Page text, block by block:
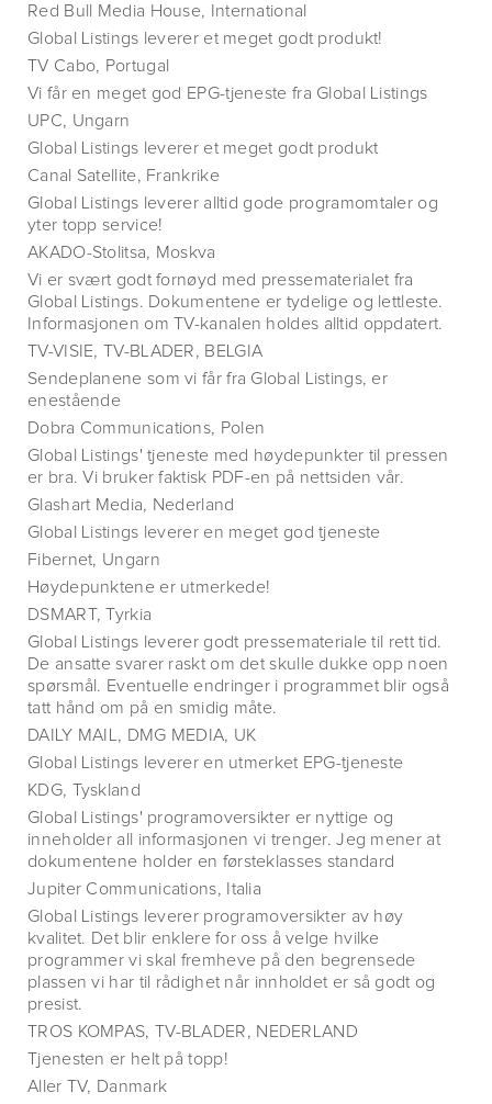
Red Bull Media House, International
Global Listings leverer et meget godt produkt!
TV Cabo, Portugal
Vi får en meget god EPG-tjeneste fra Global Listings
UPC, Ungarn
Global Listings leverer et meget godt produkt
Canal Satellite, Frankrike
Global Listings leverer alltid gode programomtaler og
yter topp service!
AKADO-Stolitsa, Moskva
Vi er svært godt fornøyd med pressematerialet fra
Global Listings. Dokumentene er tydelige og lettleste.
Informasjonen om TV-kanalen holdes alltid oppdatert.
TV-VISIE, TV-BLADER, BELGIA
Sendeplanene som vi får fra Global Listings, er
enestående
Dobra Communications, Polen
Global Listings' tjeneste med høydepunkter til pressen
er bra. Vi bruker faktisk PDF-en på nettsiden vår.
Glashart Media, Nederland
Global Listings leverer en meget god tjeneste
Fibernet, Ungarn
Høydepunktene er utmerkede!
DSMART, Tyrkia
Global Listings leverer godt pressemateriale til rett tid.
De ansatte svarer raskt om det skulle dukke opp noen
spørsmål. Eventuelle endringer i programmet blir også
tatt hånd om på en smidig måte.
DAILY MAIL, DMG MEDIA, UK
Global Listings leverer en utmerket EPG-tjeneste
KDG, Tyskland
Global Listings' programoversikter er nyttige og
inneholder all informasjonen vi trenger. Jeg mener at
dokumentene holder en førsteklasses standard
Jupiter Communications, Italia
Global Listings leverer programoversikter av høy
kvalitet. Det blir enklere for oss å velge hvilke
programmer vi skal fremheve på den begrensede
plassen vi har til rådighet når innholdet er så godt og
presist.
TROS KOMPAS, TV-BLADER, NEDERLAND
Tjenesten er helt på topp!
Aller TV, Danmark